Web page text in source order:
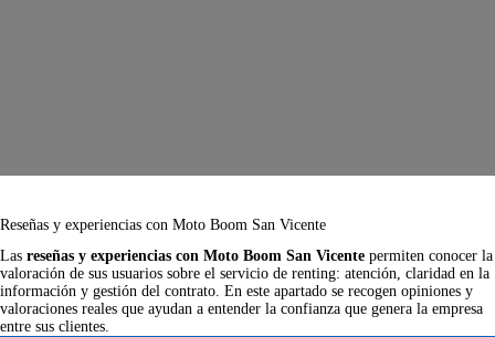
Reseñas y experiencias con Moto Boom San Vicente
Las reseñas y experiencias con Moto Boom San Vicente permiten conocer la
valoración de sus usuarios sobre el servicio de renting: atención, claridad en la
información y gestión del contrato. En este apartado se recogen opiniones y
valoraciones reales que ayudan a entender la confianza que genera la empresa
entre sus clientes.